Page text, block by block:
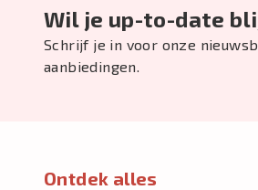
Wil je up-to-date
Schrijf je in voor onze
aanbiedingen.
Ontdek alles